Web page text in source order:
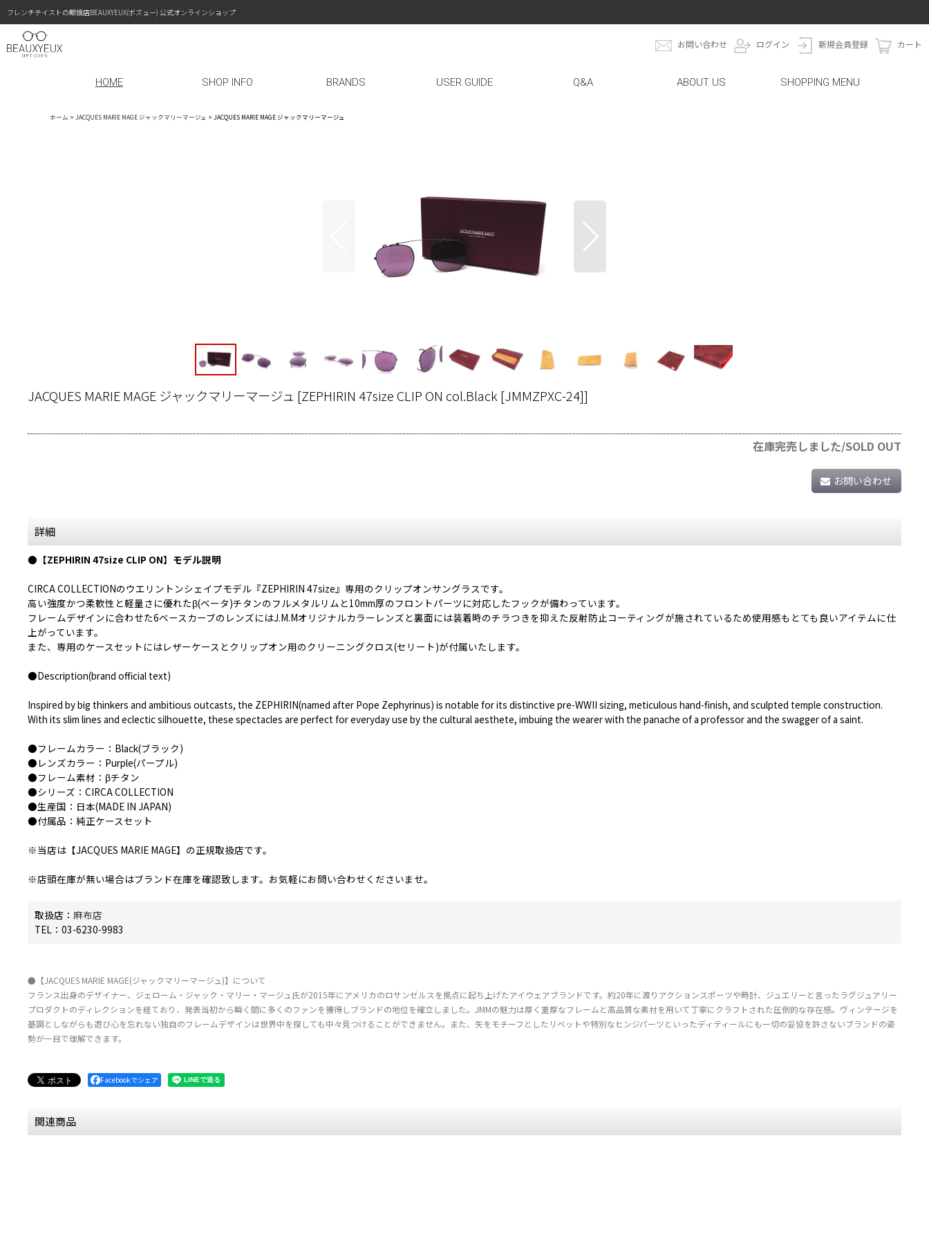
フレンチテイストの眼鏡店BEAUXYEUX(ボズュー) 公式オンラインショップ
お問い合わせ ログイン 新規会員登録 カート
HOME SHOP INFO BRANDS USER GUIDE Q&A ABOUT US SHOPPING MENU
ホーム > JACQUES MARIE MAGE ジャックマリーマージュ > JACQUES MARIE MAGE ジャックマリーマージュ
JACQUES MARIE MAGE ジャックマリーマージュ [ZEPHIRIN 47size CLIP ON col.Black [JMMZPXC-24]]
在庫完売しました/SOLD OUT
お問い合わせ
詳細
●【ZEPHIRIN 47size CLIP ON】モデル説明
CIRCA COLLECTIONのウエリントンシェイプモデル『ZEPHIRIN 47size』専用のクリップオンサングラスです。
高い強度かつ柔軟性と軽量さに優れたβ(ベータ)チタンのフルメタルリムと10mm厚のフロントパーツに対応したフックが備わっています。
フレームデザインに合わせた6ベースカーブのレンズにはJ.M.Mオリジナルカラーレンズと裏面には装着時のチラつきを抑えた反射防止コーティングが施されているため使用感もとても良いアイテムに仕
上がっています。
また、専用のケースセットにはレザーケースとクリップオン用のクリーニングクロス(セリート)が付属いたします。
●Description(brand official text)
Inspired by big thinkers and ambitious outcasts, the ZEPHIRIN(named after Pope Zephyrinus) is notable for its distinctive pre-WWII sizing, meticulous hand-finish, and sculpted temple construction.
With its slim lines and eclectic silhouette, these spectacles are perfect for everyday use by the cultural aesthete, imbuing the wearer with the panache of a professor and the swagger of a saint.
●フレームカラー：Black(ブラック)
●レンズカラー：Purple(パープル)
●フレーム素材：βチタン
●シリーズ：CIRCA COLLECTION
●生産国：日本(MADE IN JAPAN)
●付属品：純正ケースセット
※当店は【JACQUES MARIE MAGE】の正規取扱店です。
※店頭在庫が無い場合はブランド在庫を確認致します。お気軽にお問い合わせくださいませ。
取扱店： 麻布店
TEL：03-6230-9983
●【JACQUES MARIE MAGE(ジャックマリーマージュ)】について
フランス出身のデザイナー、ジェローム・ジャック・マリー・マージュ氏が2015年にアメリカのロサンゼルスを拠点に起ち上げたアイウェアブランドです。約20年に渡りアクションスポーツや時計、ジュエリーと言ったラグジュアリー
プロダクトのディレクションを経ており、発表当初から瞬く間に多くのファンを獲得しブランドの地位を確立しました。JMMの魅力は厚く重厚なフレームと高品質な素材を用いて丁寧にクラフトされた圧倒的な存在感。ヴィンテージを
基調としながらも遊び心を忘れない独自のフレームデザインは世界中を探しても中々見つけることができません。また、矢をモチーフとしたリベットや特別なヒンジパーツといったディティールにも一切の妥協を許さないブランドの姿
勢が一目で理解できます。
Facebookでシェア
関連商品